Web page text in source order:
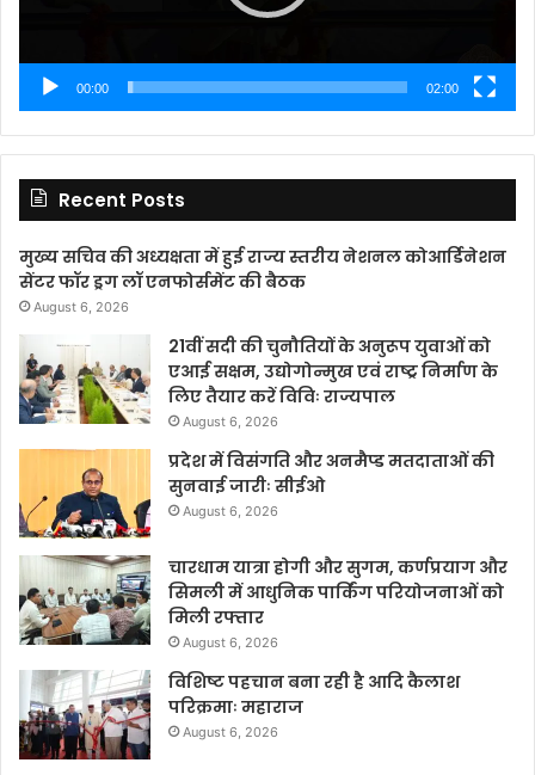
00:00 02:00
Recent Posts
मुख्य सचिव की अध्यक्षता में हुई राज्य स्तरीय नेशनल कोआर्डिनेशन
सेंटर फॉर ड्रग लॉ एनफोर्समेंट की बैठक
August 6, 2026
21वीं सदी की चुनौतियों के अनुरूप युवाओं को
एआई सक्षम, उद्योगोन्मुख एवं राष्ट्र निर्माण के
लिए तैयार करें विविः राज्यपाल
August 6, 2026
प्रदेश में विसंगति और अनमैप्ड मतदाताओं की
सुनवाई जारीः सीईओ
August 6, 2026
चारधाम यात्रा होगी और सुगम, कर्णप्रयाग और
सिमली में आधुनिक पार्किंग परियोजनाओं को
मिली रफ्तार
August 6, 2026
विशिष्ट पहचान बना रही है आदि कैलाश
परिक्रमाः महाराज
August 6, 2026